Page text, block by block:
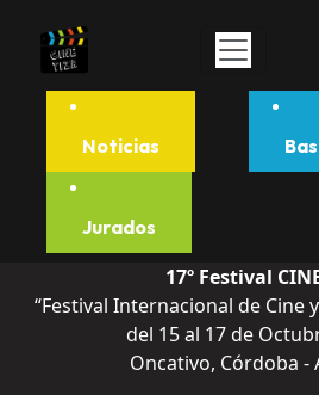
Noticias
Jurados
17º Festival
“Festival Internacional de Cine
del 15 al 17 de
Oncativo, Córdoba -